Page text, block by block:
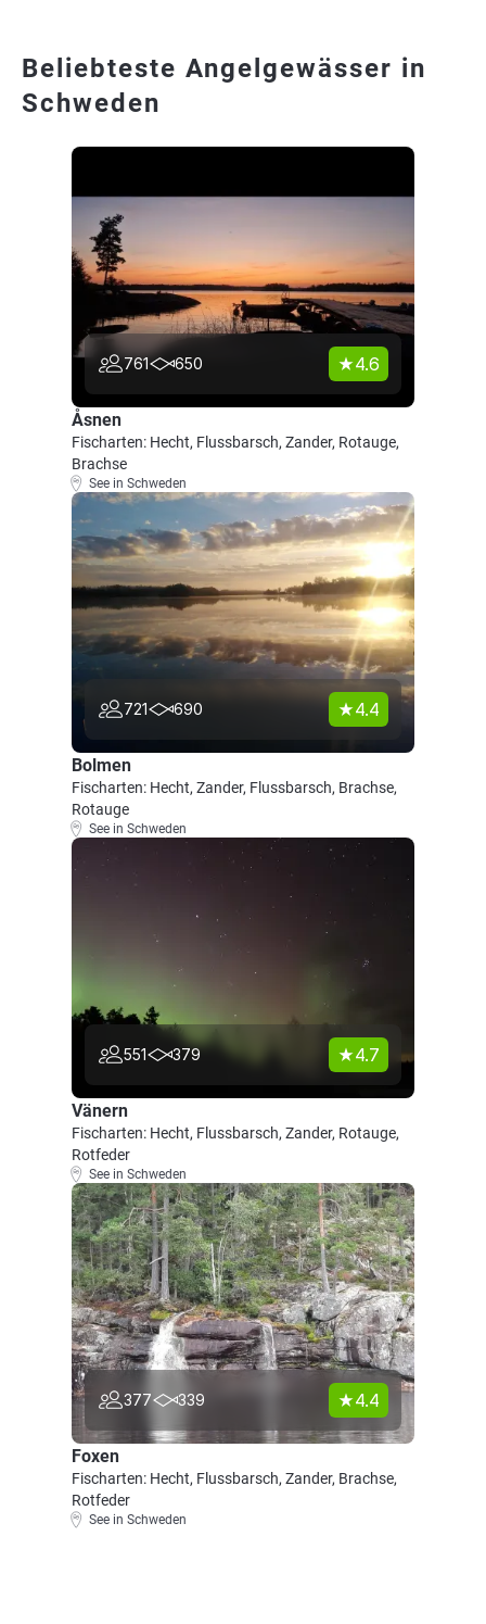
Beliebteste Angelgewässer in
Schweden
761 650 4.6
Åsnen
Fischarten: Hecht, Flussbarsch, Zander, Rotauge,
Brachse
See in Schweden
721 690 4.4
Bolmen
Fischarten: Hecht, Zander, Flussbarsch, Brachse,
Rotauge
See in Schweden
551 379 4.7
Vänern
Fischarten: Hecht, Flussbarsch, Zander, Rotauge,
Rotfeder
See in Schweden
377 339 4.4
Foxen
Fischarten: Hecht, Flussbarsch, Zander, Brachse,
Rotfeder
See in Schweden